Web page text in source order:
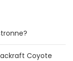
Coyote